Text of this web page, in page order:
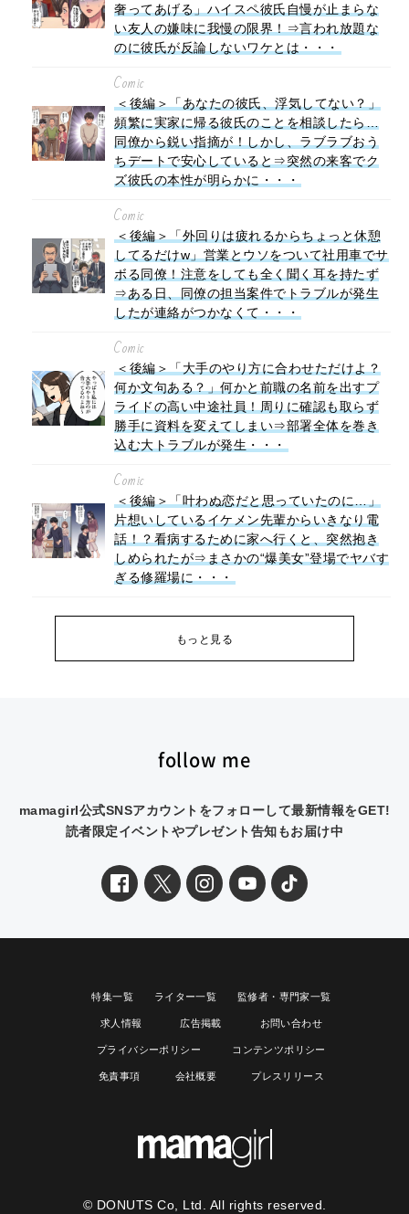
奢ってあげる」ハイスペ彼氏自慢が止まらな
い友人の嫌味に我慢の限界！⇒言われ放題な
のに彼氏が反論しないワケとは・・・
Comic
＜後編＞「あなたの彼氏、浮気してない？」
頻繁に実家に帰る彼氏のことを相談したら…
同僚から鋭い指摘が！しかし、ラブラブおう
ちデートで安心していると⇒突然の来客でク
ズ彼氏の本性が明らかに・・・
Comic
＜後編＞「外回りは疲れるからちょっと休憩
してるだけw」営業とウソをついて社用車でサ
ボる同僚！注意をしても全く聞く耳を持たず
⇒ある日、同僚の担当案件でトラブルが発生
したが連絡がつかなくて・・・
Comic
＜後編＞「大手のやり方に合わせただけよ？
何か文句ある？」何かと前職の名前を出すプ
ライドの高い中途社員！周りに確認も取らず
勝手に資料を変えてしまい⇒部署全体を巻き
込む大トラブルが発生・・・
Comic
＜後編＞「叶わぬ恋だと思っていたのに…」
片想いしているイケメン先輩からいきなり電
話！？看病するために家へ行くと、突然抱き
しめられたが⇒まさかの“爆美女”登場でヤバす
ぎる修羅場に・・・
もっと見る
follow me
mamagirl公式SNSアカウントをフォローして最新情報をGET!
読者限定イベントやプレゼント告知もお届け中
特集一覧 ライター一覧 監修者・専門家一覧
求人情報 広告掲載 お問い合わせ
プライバシーポリシー コンテンツポリシー
免責事項 会社概要 プレスリリース
© DONUTS Co, Ltd. All rights reserved.